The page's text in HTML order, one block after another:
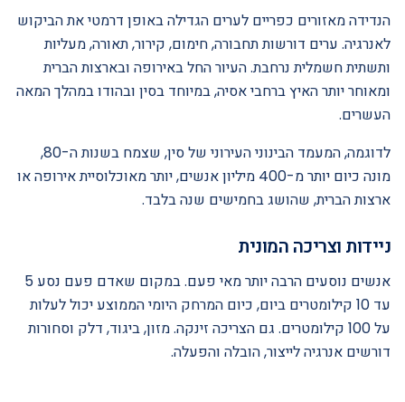
הנדידה מאזורים כפריים לערים הגדילה באופן דרמטי את הביקוש
לאנרגיה. ערים דורשות תחבורה, חימום, קירור, תאורה, מעליות
ותשתית חשמלית נרחבת. העיור החל באירופה ובארצות הברית
ומאוחר יותר האיץ ברחבי אסיה, במיוחד בסין ובהודו במהלך המאה
העשרים.
לדוגמה, המעמד הבינוני העירוני של סין, שצמח בשנות ה-80,
מונה כיום יותר מ-400 מיליון אנשים, יותר מאוכלוסיית אירופה או
ארצות הברית, שהושג בחמישים שנה בלבד.
ניידות וצריכה המונית
אנשים נוסעים הרבה יותר מאי פעם. במקום שאדם פעם נסע 5
עד 10 קילומטרים ביום, כיום המרחק היומי הממוצע יכול לעלות
על 100 קילומטרים. גם הצריכה זינקה. מזון, ביגוד, דלק וסחורות
דורשים אנרגיה לייצור, הובלה והפעלה.